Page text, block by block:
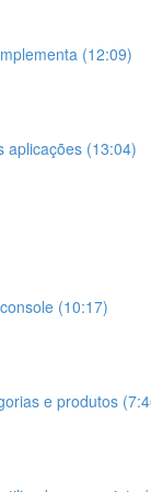
(12:09)
aplicações (13:04)
(10:17)
e produtos